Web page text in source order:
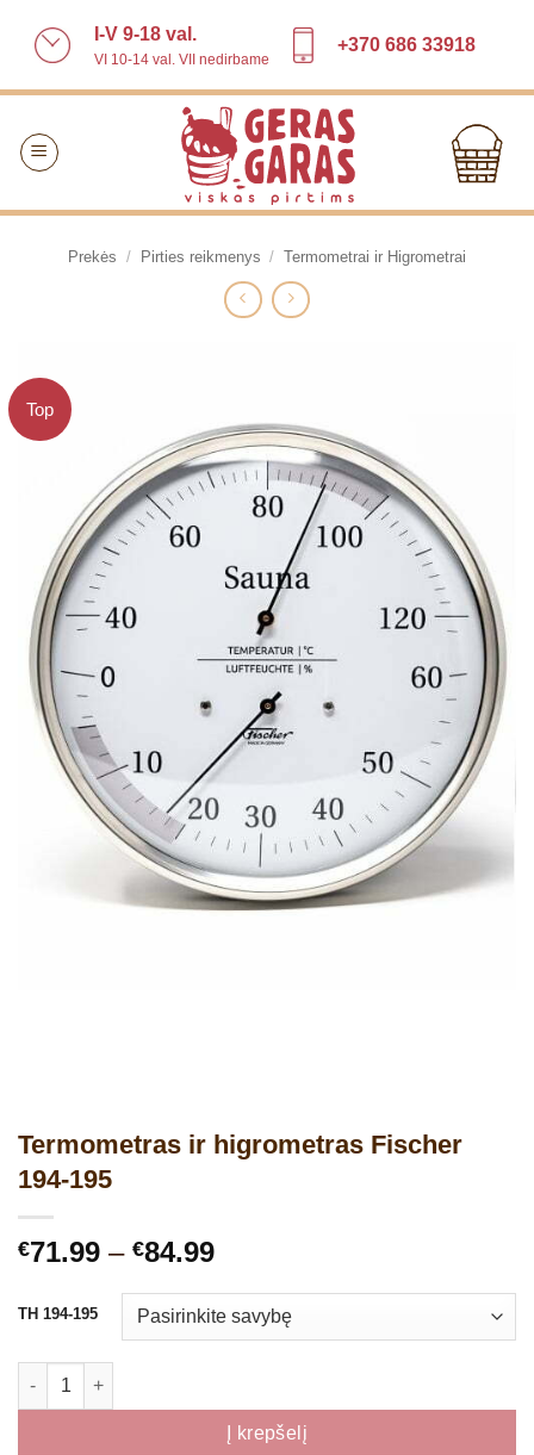
I-V 9-18 val.
VI 10-14 val. VII nedirbame
+370 686 33918
Prekės / Pirties reikmenys / Termometrai ir Higrometrai
Top
Termometras ir higrometras Fischer
194-195
€71.99 – €84.99Price
€71.99
through
TH 194-195
produkto kiekis: Termometras ir higrometras Fischer 194-195
Į krepšelį